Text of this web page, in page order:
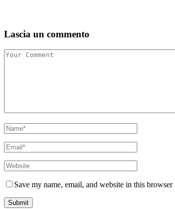
Lascia un commento
Save my name, email, and website in this